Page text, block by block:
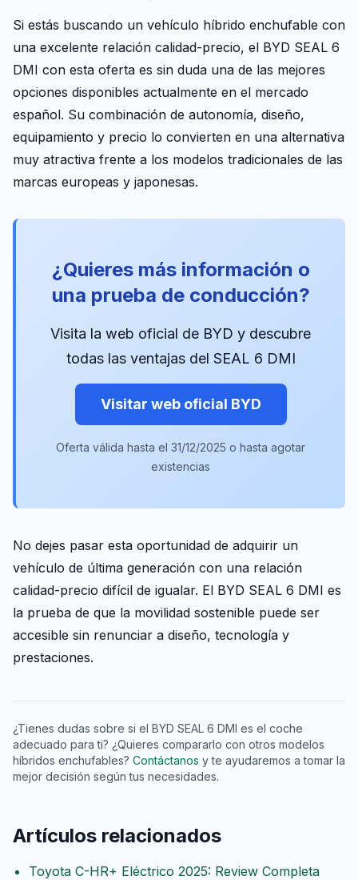
Si estás buscando un vehículo híbrido enchufable con
una excelente relación calidad-precio, el BYD SEAL 6
DMI con esta oferta es sin duda una de las mejores
opciones disponibles actualmente en el mercado
español. Su combinación de autonomía, diseño,
equipamiento y precio lo convierten en una alternativa
muy atractiva frente a los modelos tradicionales de las
marcas europeas y japonesas.
¿Quieres más información o
una prueba de conducción?
Visita la web oficial de BYD y descubre
todas las ventajas del SEAL 6 DMI
Visitar web oficial BYD
Oferta válida hasta el 31/12/2025 o hasta agotar
existencias
No dejes pasar esta oportunidad de adquirir un
vehículo de última generación con una relación
calidad-precio difícil de igualar. El BYD SEAL 6 DMI es
la prueba de que la movilidad sostenible puede ser
accesible sin renunciar a diseño, tecnología y
prestaciones.
¿Tienes dudas sobre si el BYD SEAL 6 DMI es el coche
adecuado para ti? ¿Quieres compararlo con otros modelos
híbridos enchufables? Contáctanos y te ayudaremos a tomar la
mejor decisión según tus necesidades.
Artículos relacionados
Toyota C-HR+ Eléctrico 2025: Review Completa